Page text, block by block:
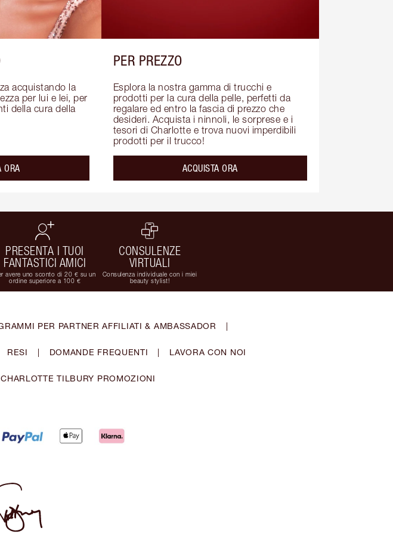
acquistando la
per lui e lei, per
della cura della
ORA
PER PREZZO
Esplora la nostra gamma di trucchi e
prodotti per la cura della pelle, perfetti da
regalare ed entro la fascia di prezzo che
desideri. Acquista i ninnoli, le sorprese e i
tesori di Charlotte e trova nuovi imperdibili
prodotti per il trucco!
ACQUISTA ORA
PRESENTA I TUOI
FANTASTICI AMICI
avere uno sconto di 20 € su un
ordine superiore a 100 €
CONSULENZE
VIRTUALI
Consulenza individuale con i miei
beauty stylist!
PER PARTNER AFFILIATI & AMBASSADOR |
RESI | DOMANDE FREQUENTI | LAVORA CON NOI
CHARLOTTE TILBURY PROMOZIONI